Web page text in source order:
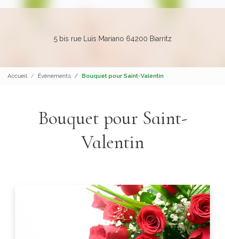
5 bis rue Luis Mariano 64200 Biarritz
Accueil Événements Bouquet pour Saint-Valentin
Bouquet pour Saint-
Valentin